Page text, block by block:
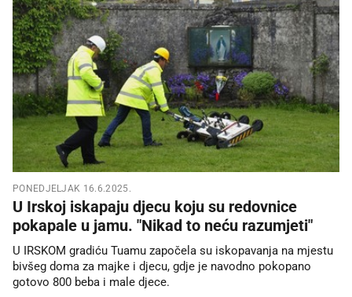
PONEDJELJAK 16.6.2025.
U Irskoj iskapaju djecu koju su redovnice
pokapale u jamu. "Nikad to neću razumjeti"
U IRSKOM gradiću Tuamu započela su iskopavanja na mjestu
bivšeg doma za majke i djecu, gdje je navodno pokopano
gotovo 800 beba i male djece.